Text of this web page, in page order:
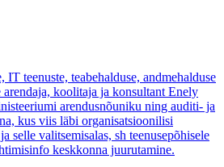
teenuste, teabehalduse, andmehalduse
arendaja, koolitaja ja konsultant Enely
arendusnõuniku ning auditi- ja
kus viis läbi organisatsioonilisi
selle valitsemisalas, sh teenusepõhisele
keskkonna juurutamine.